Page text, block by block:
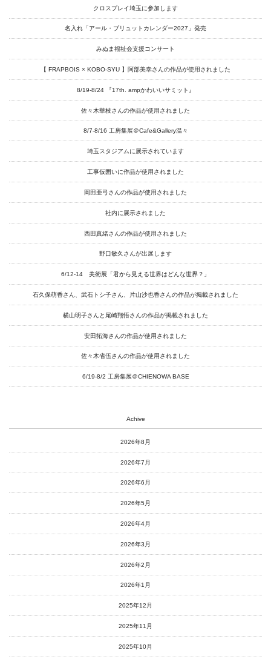
クロスプレイ埼玉に参加します
名入れ「アール・ブリュットカレンダー2027」発売
みぬま福祉会支援コンサート
【 FRAPBOIS × KOBO-SYU 】阿部美幸さんの作品が使用されました
8/19-8/24 『17th. ampかわいいサミット』
佐々木華枝さんの作品が使用されました
8/7-8/16 工房集展＠Cafe&Gallery温々
埼玉スタジアムに展示されています
工事仮囲いに作品が使用されました
岡田亜弓さんの作品が使用されました
社内に展示されました
西田真緒さんの作品が使用されました
野口敏久さんが出展します
6/12-14 美術展「君から見える世界はどんな世界？」
石久保萌香さん、武石トシ子さん、片山沙也香さんの作品が掲載されました
横山明子さんと尾崎翔悟さんの作品が掲載されました
安田拓海さんの作品が使用されました
佐々木省伍さんの作品が使用されました
6/19-8/2 工房集展＠CHIENOWA BASE
Achive
2026年8月
2026年7月
2026年6月
2026年5月
2026年4月
2026年3月
2026年2月
2026年1月
2025年12月
2025年11月
2025年10月